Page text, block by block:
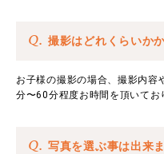
Q. 撮影はどれくらいか
お子様の撮影の場合、撮影内容
分〜60分程度お時間を頂いてお
Q. 写真を選ぶ事は出来